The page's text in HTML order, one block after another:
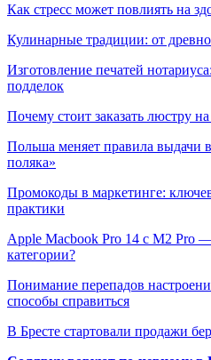
Как стресс может повлиять на
Кулинарные традиции: от
Изготовление печатей
подделок
Почему стоит заказать люстру на
Польша меняет правила выдачи
поляка»
Промокоды в маркетинге:
практики
Apple Macbook Pro 14 с M2 Pro
категории?
Понимание перепадов
способы справиться
В Бресте стартовали продажи